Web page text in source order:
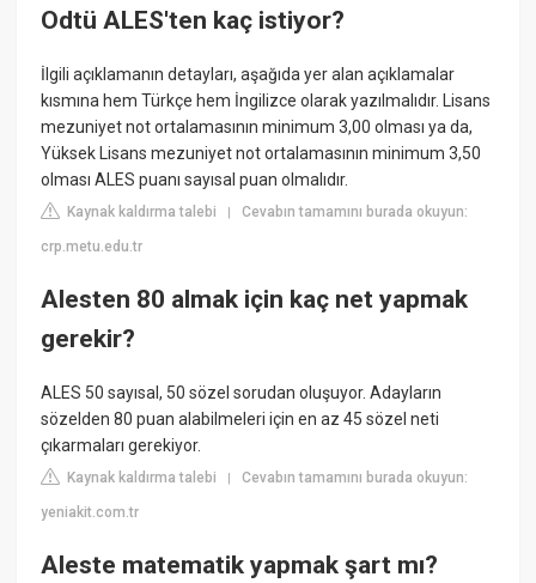
Odtü ALES'ten kaç istiyor?
İlgili açıklamanın detayları, aşağıda yer alan açıklamalar
kısmına hem Türkçe hem İngilizce olarak yazılmalıdır. Lisans
mezuniyet not ortalamasının minimum 3,00 olması ya da,
Yüksek Lisans mezuniyet not ortalamasının minimum 3,50
olması ALES puanı sayısal puan olmalıdır.
Kaynak kaldırma talebi |Cevabın tamamını burada okuyun:
crp.metu.edu.tr
Alesten 80 almak için kaç net yapmak
gerekir?
ALES 50 sayısal, 50 sözel sorudan oluşuyor. Adayların
sözelden 80 puan alabilmeleri için en az 45 sözel neti
çıkarmaları gerekiyor.
Kaynak kaldırma talebi |Cevabın tamamını burada okuyun:
yeniakit.com.tr
Aleste matematik yapmak şart mı?